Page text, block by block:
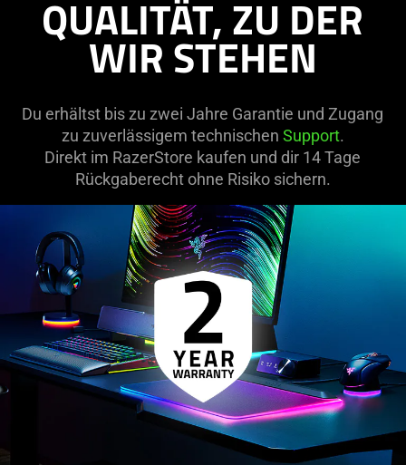
QUALITÄT, ZU DER
WIR STEHEN
Du erhältst bis zu zwei Jahre Garantie und Zugang
zu zuverlässigem technischen Support.
Direkt im RazerStore kaufen und dir 14 Tage
Rückgaberecht ohne Risiko sichern.